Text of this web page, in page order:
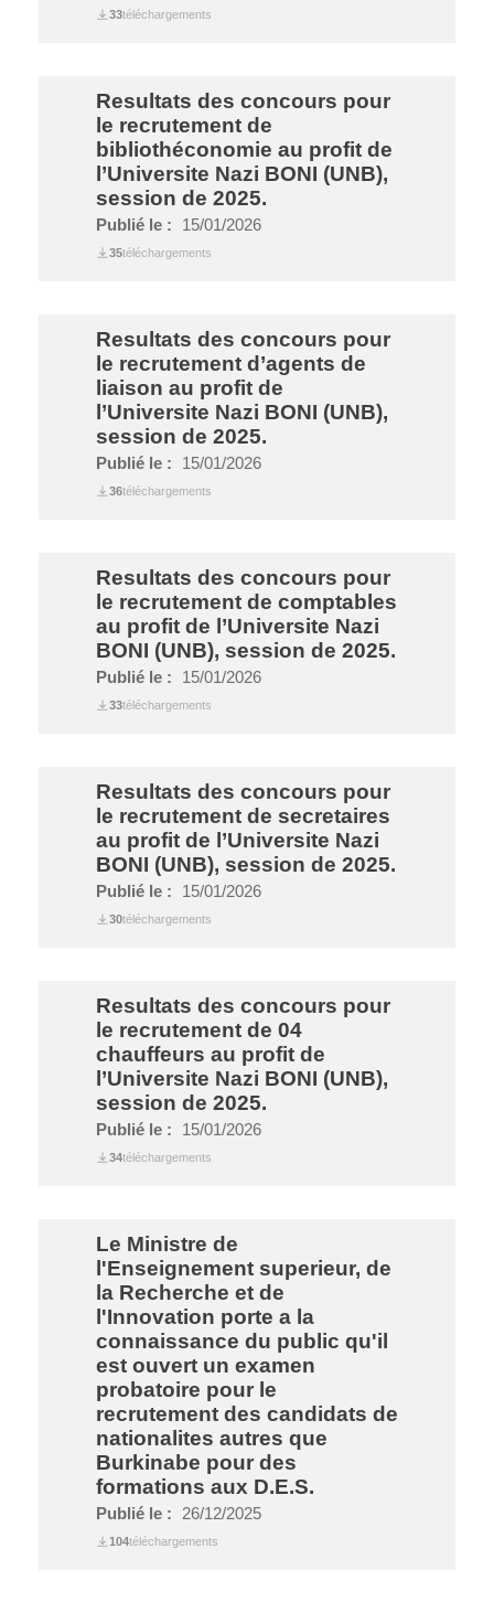
33téléchargements
Resultats des concours pour
le recrutement de
bibliothéconomie au profit de
l’Universite Nazi BONI (UNB),
session de 2025.
Publié le : 15/01/2026
35téléchargements
Resultats des concours pour
le recrutement d’agents de
liaison au profit de
l’Universite Nazi BONI (UNB),
session de 2025.
Publié le : 15/01/2026
36téléchargements
Resultats des concours pour
le recrutement de comptables
au profit de l’Universite Nazi
BONI (UNB), session de 2025.
Publié le : 15/01/2026
33téléchargements
Resultats des concours pour
le recrutement de secretaires
au profit de l’Universite Nazi
BONI (UNB), session de 2025.
Publié le : 15/01/2026
30téléchargements
Resultats des concours pour
le recrutement de 04
chauffeurs au profit de
l’Universite Nazi BONI (UNB),
session de 2025.
Publié le : 15/01/2026
34téléchargements
Le Ministre de
l'Enseignement superieur, de
la Recherche et de
l'Innovation porte a la
connaissance du public qu'il
est ouvert un examen
probatoire pour le
recrutement des candidats de
nationalites autres que
Burkinabe pour des
formations aux D.E.S.
Publié le : 26/12/2025
104téléchargements